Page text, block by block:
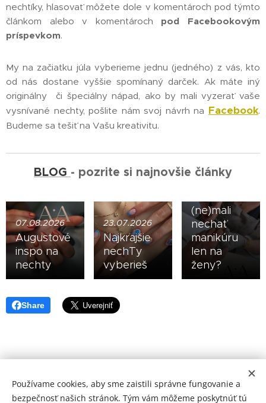
nechtíky, hlasovať môžete dole v komentároch pod týmto
článkom alebo v komentároch pod Facebookovým
príspevkom.
My na začiatku júla vyberieme jednu (jedného) z vás, kto
od nás dostane vyššie spomínaný darček. Ak máte iný
originálny či špeciálny nápad, ako by mali vyzerať vaše
vysnívané nechty, pošlite nám svoj návrh na Facebook.
Budeme sa tešiť na Vašu kreativitu.
BLOG - pozrite si najnovšie články
07.08.2026
Augustové
inspo na
nechty
23.07.2026
Najkrajšie
nechTy
vyberieš
16.07.2026
nová
vizitka:
(ne)mali
nechať
manikúru
len na
ženy?
Share
ARISTORA ®
Používame cookies, aby sme zaistili správne fungovanie a
bezpečnosť našich stránok. Tým vám môžeme poskytnúť tú